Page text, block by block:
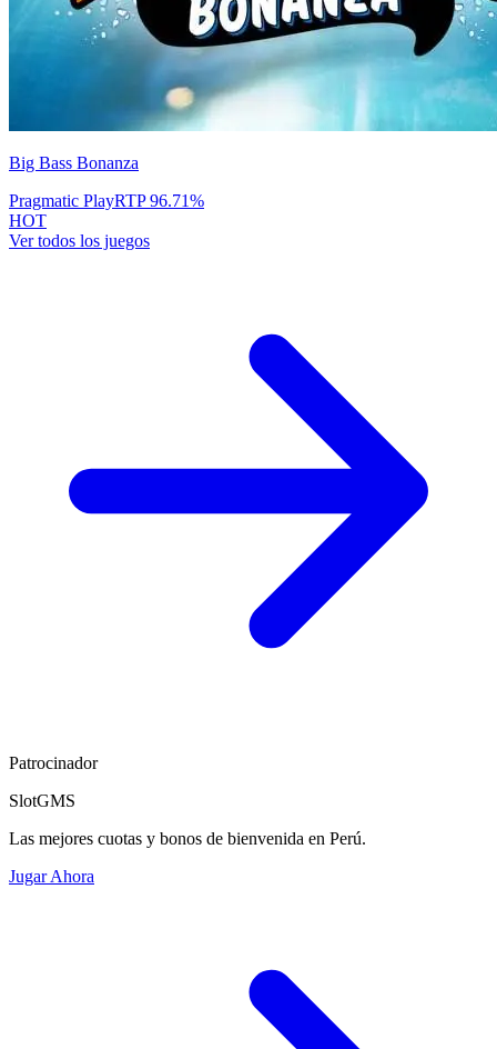
Big Bass Bonanza
Pragmatic PlayRTP96.71%
HOT
Ver todos los juegos
Patrocinador
SlotGMS
Las mejores cuotas y bonos de bienvenida en Perú.
Jugar Ahora